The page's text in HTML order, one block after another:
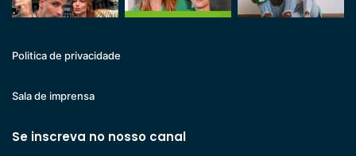
Politica de privacidade
Sala de imprensa
Se inscreva no nosso canal